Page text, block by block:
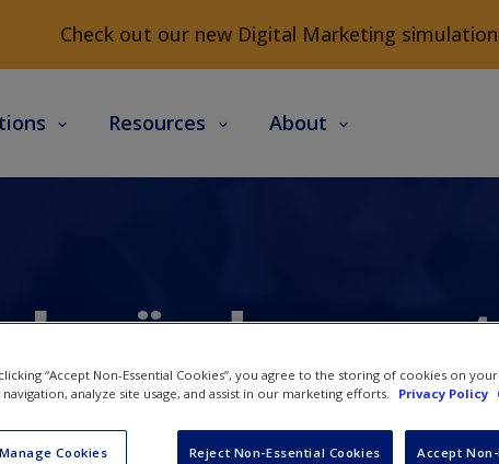
Check out our new Digital Marketing simulation
Resources About
gründerne
sin?
“Accept Non-Essential Cookies”, you agree to the storing of cookies on
navigation, analyze site usage, and assist in our marketing efforts.
Privacy Policy
Manage Cookies Reject Non-Essential Cookies Accept